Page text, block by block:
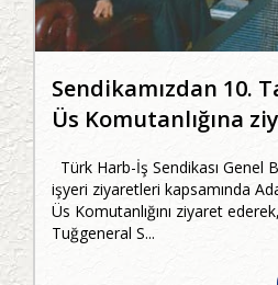
Sendikamızdan 10.
Üs Komutanlığına
Türk Harb-İş Sendikası Genel
işyeri ziyaretleri kapsamında
Üs Komutanlığını ziyaret
Tuğgeneral S...